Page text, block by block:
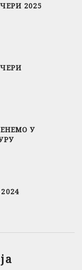
2025
У